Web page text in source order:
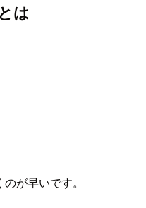
は
が早いです。